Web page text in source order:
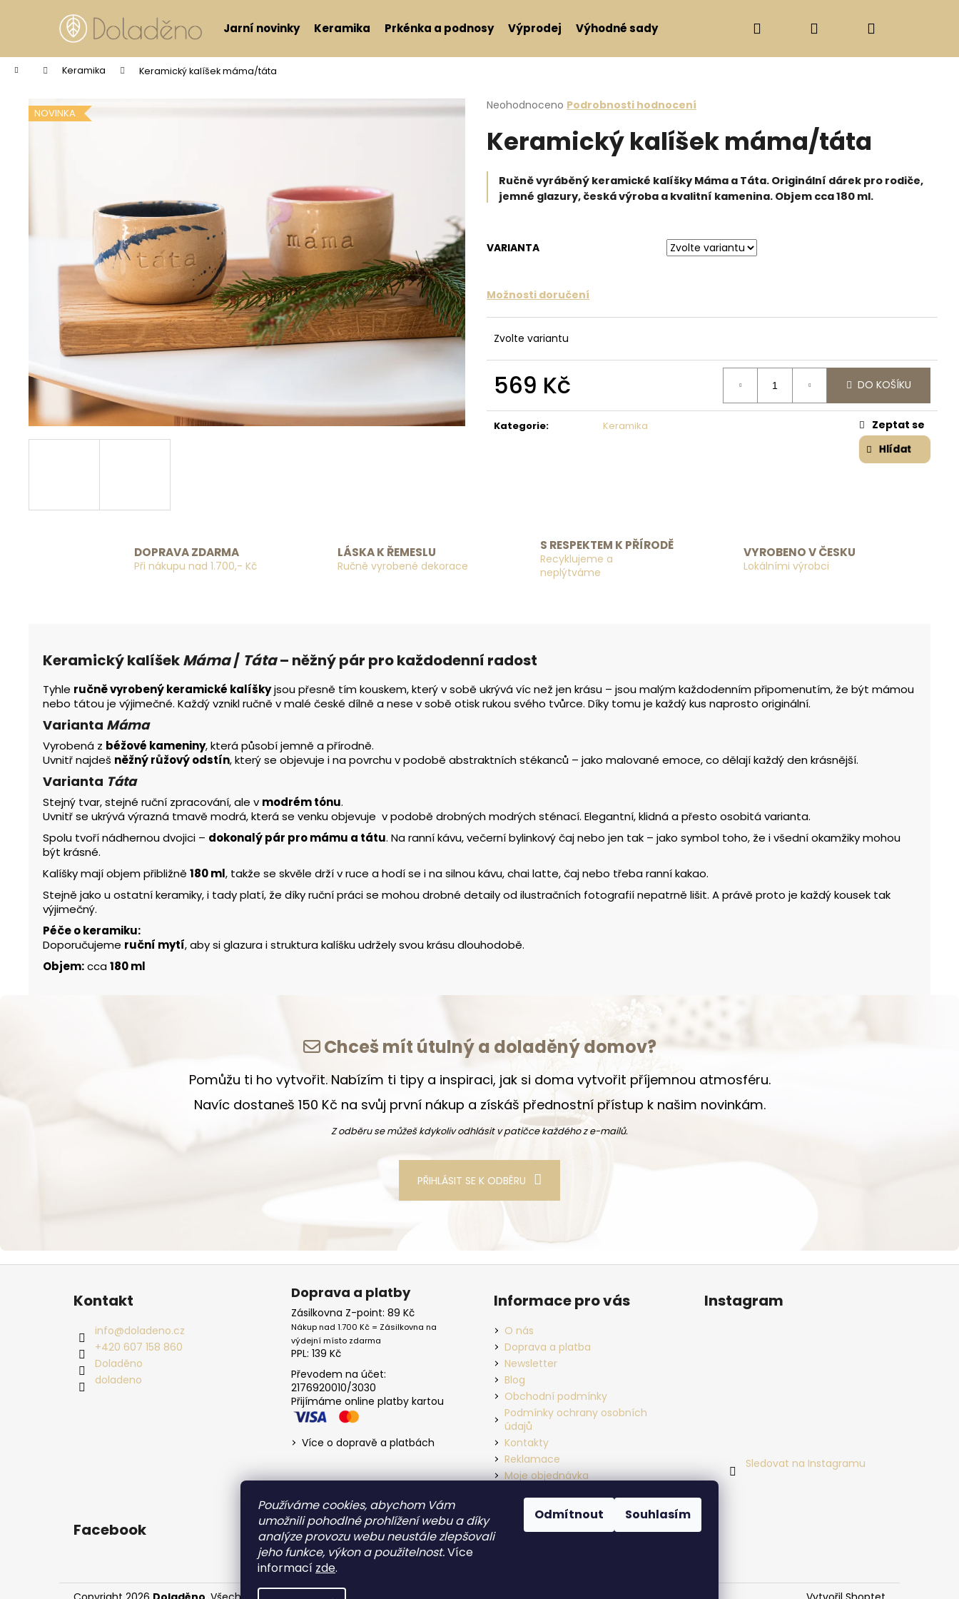
Používáme cookies, abychom Vám
umožnili pohodlné prohlížení webu a díky
analýze provozu webu neustále zlepšovali
jeho funkce, výkon a použitelnost.Více
informací zde.
Odmítnout Souhlasím
Jarní novinky Keramika Prkénka a podnosy Výprodej Výhodné sady Ostatní Dárkové poukazy
Přihlášení
Domů Keramika Keramický kalíšek máma/táta
Průměrné hodnocení produktu je 0,0 z 5 hvězdiček.
Neohodnoceno Podrobnosti hodnocení
Keramický kalíšek máma/táta
Ručně vyráběný keramické kalíšky Máma a Táta. Originální dárek pro rodiče,
jemné glazury, česká výroba a kvalitní kamenina. Objem cca 180 ml.
VARIANTA
Možnosti doručení
Zvolte variantu
569 Kč DO KOŠÍKU
Kategorie: Keramika Zeptat se
Hlídat
NOVINKA
DOPRAVA ZDARMA
Při nákupu nad 1.700,- Kč
LÁSKA K ŘEMESLU
Ručně vyrobené dekorace
S RESPEKTEM K PŘÍRODĚ
Recyklujeme a
neplýtváme
VYROBENO V ČESKU
Lokálními výrobci
Keramický kalíšekMáma/ Táta– něžný pár pro každodenní radost
Tyhle ručně vyrobený keramické kalíškyjsou přesně tím kouskem, který v sobě ukrývá víc než jen krásu – jsou malým každodenním připomenutím, že být mámou
nebo tátou je výjimečné. Každý vznikl ručně v malé české dílně a nese v sobě otisk rukou svého tvůrce. Díky tomu je každý kus naprosto originální.
Varianta Máma
Vyrobená z béžové kameniny, která působí jemně a přírodně.
Uvnitř najdeš něžný růžový odstín, který se objevuje i na povrchu v podobě abstraktních stékanců – jako malované emoce, co dělají každý den krásnější.
Varianta Táta
Stejný tvar, stejné ruční zpracování, ale v modrém tónu.
Uvnitř se ukrývá výrazná tmavě modrá, která se venku objevuje v podobě drobných modrých sténací. Elegantní, klidná a přesto osobitá varianta.
Spolu tvoří nádhernou dvojici – dokonalý pár pro mámu a tátu. Na ranní kávu, večerní bylinkový čaj nebo jen tak – jako symbol toho, že i všední okamžiky mohou
být krásné.
Kalíšky mají objem přibližně 180 ml, takže se skvěle drží v ruce a hodí se i na silnou kávu, chai latte, čaj nebo třeba ranní kakao.
Stejně jako u ostatní keramiky, i tady platí, že díky ruční práci se mohou drobné detaily od ilustračních fotografií nepatrně lišit. A právě proto je každý kousek tak
výjimečný.
Péče o keramiku:
Doporučujeme ruční mytí, aby si glazura i struktura kalíšku udržely svou krásu dlouhodobě.
Objem:cca180 ml
Chceš mít útulný a doladěný domov?
Pomůžu ti ho vytvořit. Nabízím ti tipy a inspiraci, jak si doma vytvořit příjemnou atmosféru.
Navíc dostaneš 150 Kč na svůj první nákup a získáš přednostní přístup k našim novinkám.
Z odběru se můžeš kdykoliv odhlásit v patičce každého z e-mailů.
PŘIHLÁSIT SE K ODBĚRU
Zpět
do
obchodu
Zpět
do
obchodu
HLEDAT
Doporučujeme
Zápatí
Kontakt
info@doladeno.cz
+420 607 158 860
Doladěno
doladeno
Doprava a platby
Zásilkovna Z-point: 89 Kč
Nákup nad 1.700 Kč = Zásilkovna na
výdejní místo zdarma
PPL: 139 Kč
Převodem na účet:
2176920010/3030
Přijímáme online platby kartou
Více o dopravě a platbách
Informace pro vás
O nás
Doprava a platba
Newsletter
Blog
Obchodní podmínky
Podmínky ochrany osobních
údajů
Kontakty
Reklamace
Moje objednávka
Instagram
Sledovat na Instagramu
Facebook